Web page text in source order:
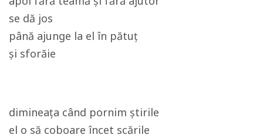
se dă jos
până ajunge la el în pătuț
și sforăie
dimineața când pornim știrile
el o să coboare încet scările